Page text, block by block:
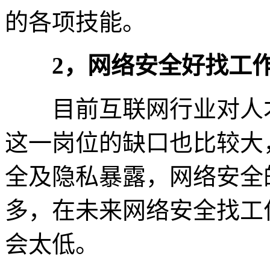
的各项技能。
2，网络安全好找工
目前互联网行业对人
这一岗位的缺口也比较
全及隐私暴露，网络安
多，在未来网络安全找
会太低。